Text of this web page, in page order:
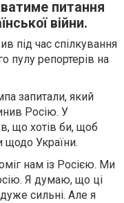
питання
війни.
під час спілкування
пулу репортерів на
запитали, який
Росію. У
що хотів би, щоб
щодо України.
нам із Росією. Ми
Я думаю, що ці
сильні. Але я